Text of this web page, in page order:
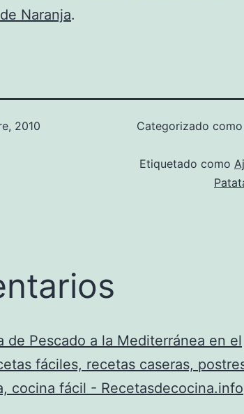
Naranja.
2010
Categorizado como
Etiquetado como
de Pescado a la Mediterránea en el
fáciles, recetas caseras,
cocina fácil - Recetasdecocina.info